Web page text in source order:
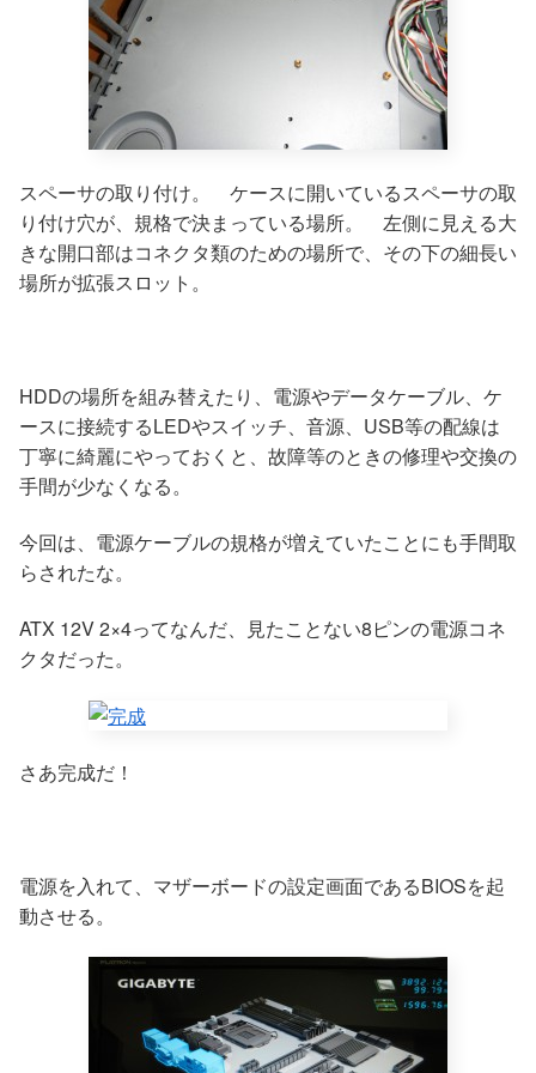
スペーサの取り付け。 ケースに開いているスペーサの取
り付け穴が、規格で決まっている場所。 左側に見える大
きな開口部はコネクタ類のための場所で、その下の細長い
場所が拡張スロット。
HDDの場所を組み替えたり、電源やデータケーブル、ケ
ースに接続するLEDやスイッチ、音源、USB等の配線は
丁寧に綺麗にやっておくと、故障等のときの修理や交換の
手間が少なくなる。
今回は、電源ケーブルの規格が増えていたことにも手間取
らされたな。
ATX 12V 2×4ってなんだ、見たことない8ピンの電源コネ
クタだった。
さあ完成だ！
電源を入れて、マザーボードの設定画面であるBIOSを起
動させる。